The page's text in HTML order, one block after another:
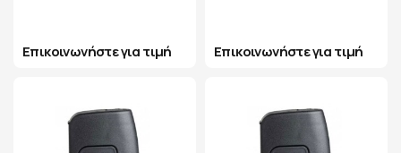
Επικοινωνήστε για τιμή Επικοινωνήστε για τιμή